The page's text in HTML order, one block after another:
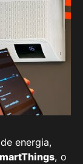
energia,
, o